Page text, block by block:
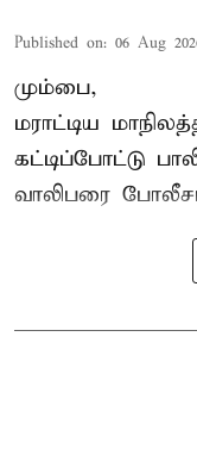
Published on: 06 Aug
மும்பை,
மராட்டிய
கட்டிப்போட்டு
வாலிபரை